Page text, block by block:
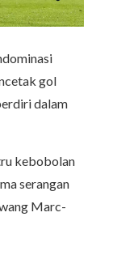
gol
dalam
kebobolan
serangan
Marc-